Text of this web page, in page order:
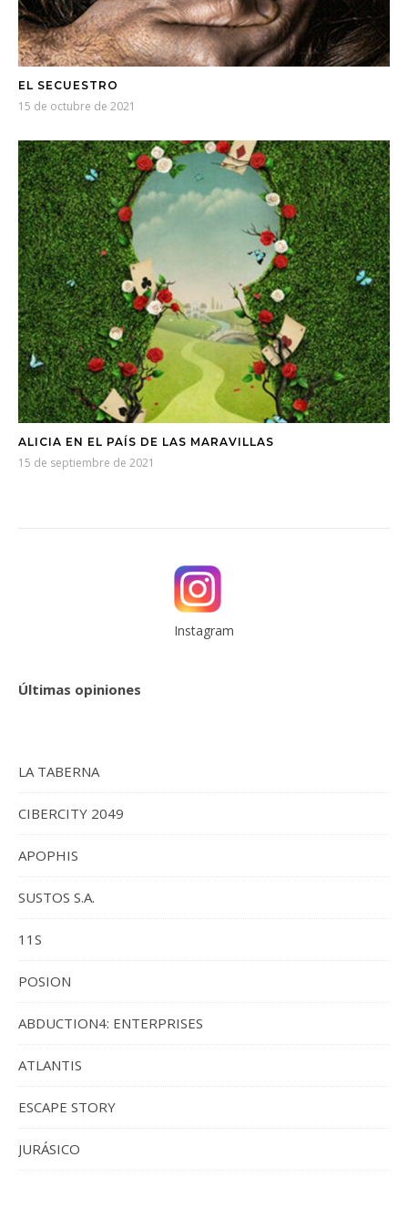
EL SECUESTRO
15 de octubre de 2021
ALICIA EN EL PAÍS DE LAS MARAVILLAS
15 de septiembre de 2021
Instagram
Últimas opiniones
LA TABERNA
CIBERCITY 2049
APOPHIS
SUSTOS S.A.
11S
POSION
ABDUCTION4: ENTERPRISES
ATLANTIS
ESCAPE STORY
JURÁSICO